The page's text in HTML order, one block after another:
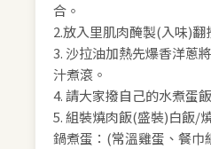
合。
2.放入里肌肉醃製(入味)翻
3. 沙拉油加熱先爆香洋蔥
汁煮滾。
4. 請大家撥自己的水煮蛋
5. 組裝燒肉飯(盛裝)白飯/
鍋煮蛋：(常溫雞蛋、餐巾